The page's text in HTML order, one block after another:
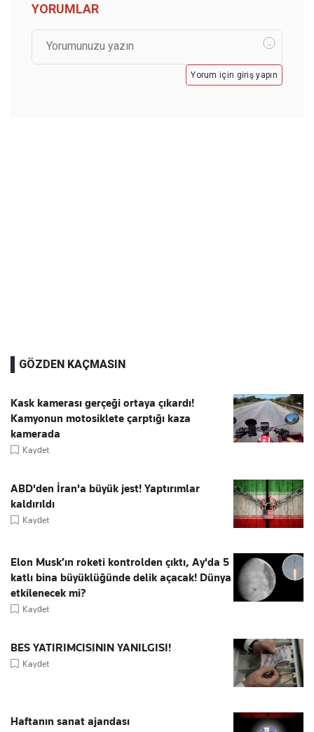
YORUMLAR
Yorum için giriş yapın
GÖZDEN KAÇMASIN
Kask kamerası gerçeği ortaya çıkardı!
Kamyonun motosiklete çarptığı kaza
kamerada
Kaydet
ABD'den İran'a büyük jest! Yaptırımlar
kaldırıldı
Kaydet
Elon Musk’ın roketi kontrolden çıktı, Ay'da 5
katlı bina büyüklüğünde delik açacak! Dünya
etkilenecek mi?
Kaydet
BES YATIRIMCISININ YANILGISI!
Kaydet
Haftanın sanat ajandası